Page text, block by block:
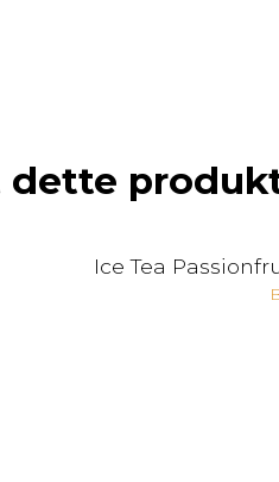
dette
Ice Tea